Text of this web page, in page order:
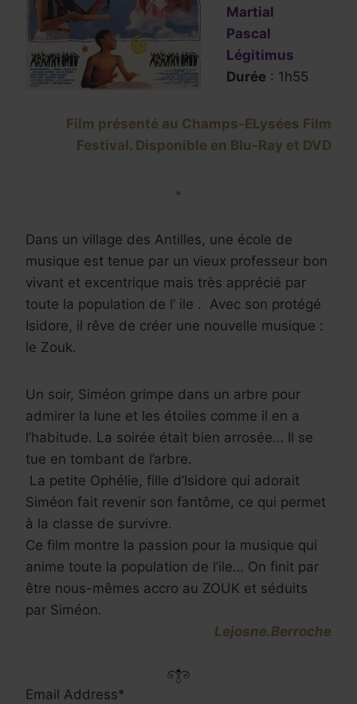
Martial
Pascal
Légitimus
Durée : 1h55
Film présenté au Champs-ELysées Film
Festival. Disponible en Blu-Ray et DVD
•
Dans un village des Antilles, une école de
musique est tenue par un vieux professeur bon
vivant et excentrique mais très apprécié par
toute la population de l’ ile . Avec son protégé
Isidore, il rêve de créer une nouvelle musique :
le Zouk.
Un soir, Siméon grimpe dans un arbre pour
admirer la lune et les étoiles comme il en a
l’habitude. La soirée était bien arrosée… Il se
tue en tombant de l’arbre.
La petite Ophélie, fille d’Isidore qui adorait
Siméon fait revenir son fantôme, ce qui permet
à la classe de survivre.
Ce film montre la passion pour la musique qui
anime toute la population de l’ile… On finit par
être nous-mêmes accro au ZOUK et séduits
par Siméon.
Lejosne.Berroche
Email Address*